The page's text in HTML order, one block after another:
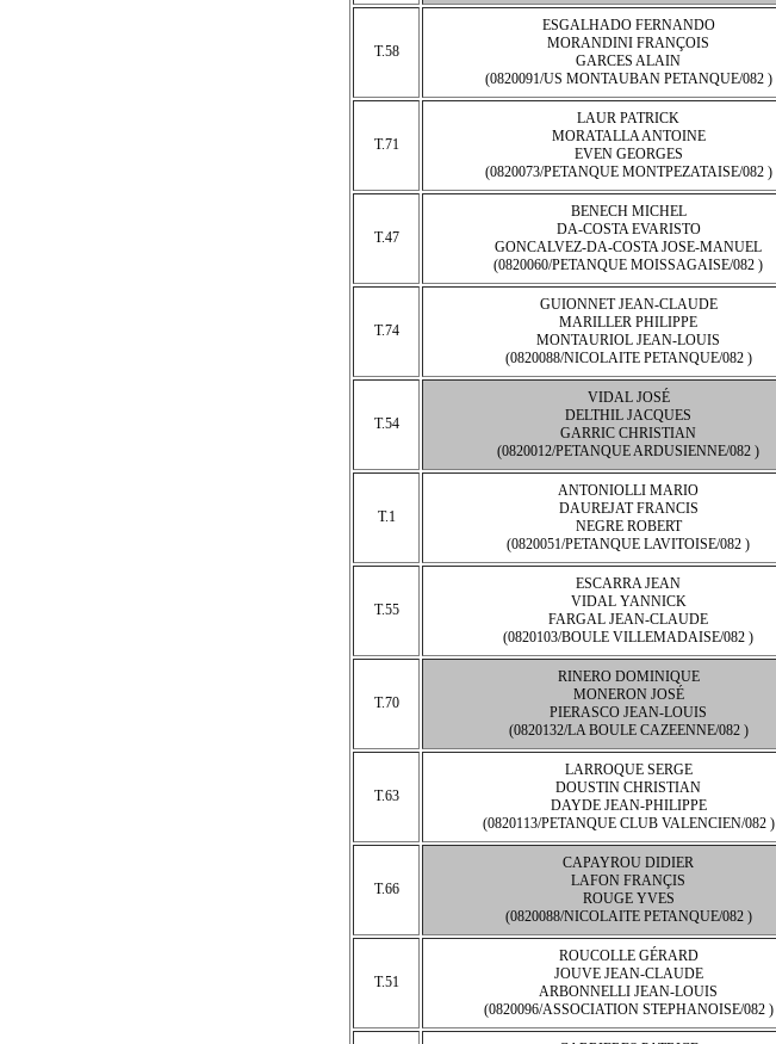
T.58
ESGALHADO FERNANDO
MORANDINI FRANÇOIS
GARCES ALAIN
(0820091/US MONTAUBAN PETANQUE/082 )
T.71
LAUR PATRICK
MORATALLA ANTOINE
EVEN GEORGES
(0820073/PETANQUE MONTPEZATAISE/082 )
T.47
BENECH MICHEL
DA-COSTA EVARISTO
GONCALVEZ-DA-COSTA JOSE-MANUEL
(0820060/PETANQUE MOISSAGAISE/082 )
T.74
GUIONNET JEAN-CLAUDE
MARILLER PHILIPPE
MONTAURIOL JEAN-LOUIS
(0820088/NICOLAITE PETANQUE/082 )
T.54
VIDAL JOSÉ
DELTHIL JACQUES
GARRIC CHRISTIAN
(0820012/PETANQUE ARDUSIENNE/082 )
T.1
ANTONIOLLI MARIO
DAUREJAT FRANCIS
NEGRE ROBERT
(0820051/PETANQUE LAVITOISE/082 )
T.55
ESCARRA JEAN
VIDAL YANNICK
FARGAL JEAN-CLAUDE
(0820103/BOULE VILLEMADAISE/082 )
T.70
RINERO DOMINIQUE
MONERON JOSÉ
PIERASCO JEAN-LOUIS
(0820132/LA BOULE CAZEENNE/082 )
T.63
LARROQUE SERGE
DOUSTIN CHRISTIAN
DAYDE JEAN-PHILIPPE
(0820113/PETANQUE CLUB VALENCIEN/082 )
T.66
CAPAYROU DIDIER
LAFON FRANÇIS
ROUGE YVES
(0820088/NICOLAITE PETANQUE/082 )
T.51
ROUCOLLE GÉRARD
JOUVE JEAN-CLAUDE
ARBONNELLI JEAN-LOUIS
(0820096/ASSOCIATION STEPHANOISE/082 )